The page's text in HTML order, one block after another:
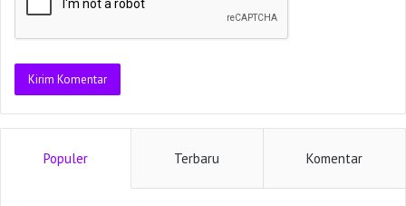
Populer Terbaru Komentar